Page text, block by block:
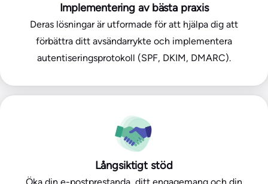
Implementering av bästa praxis
Deras lösningar är utformade för att hjälpa dig att
förbättra ditt avsändarrykte och implementera
autentiseringsprotokoll (SPF, DKIM, DMARC).
Långsiktigt stöd